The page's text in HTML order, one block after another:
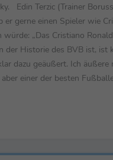
Edin Terzic (Trainer
er gerne einen Spieler wie
würde: „Das Cristiano
der Historie des BVB ist, ist
dazu geäußert. Ich äußere
einer der besten